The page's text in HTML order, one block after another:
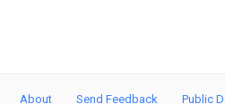
About Send Feedback Public